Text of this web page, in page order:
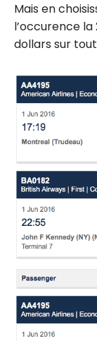
Mais en
l’occurence la
dollars sur